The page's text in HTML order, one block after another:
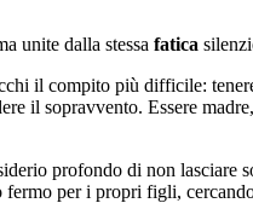
unite dalla stessa fatica
il compito più difficile:
il sopravvento. Essere
profondo di non lasciare
per i propri figli,